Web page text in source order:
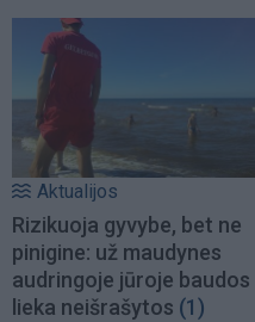
Aktualijos
Rizikuoja gyvybe, bet ne
pinigine: už maudynes
audringoje jūroje baudos
lieka neišrašytos (1)